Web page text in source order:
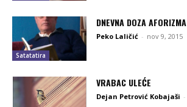
Satatatira
DNEVNA DOZA AFORIZMA
Peko Laličić - nov 9, 2015
VRABAC ULEĆE
Dejan Petrović Kobajaši -